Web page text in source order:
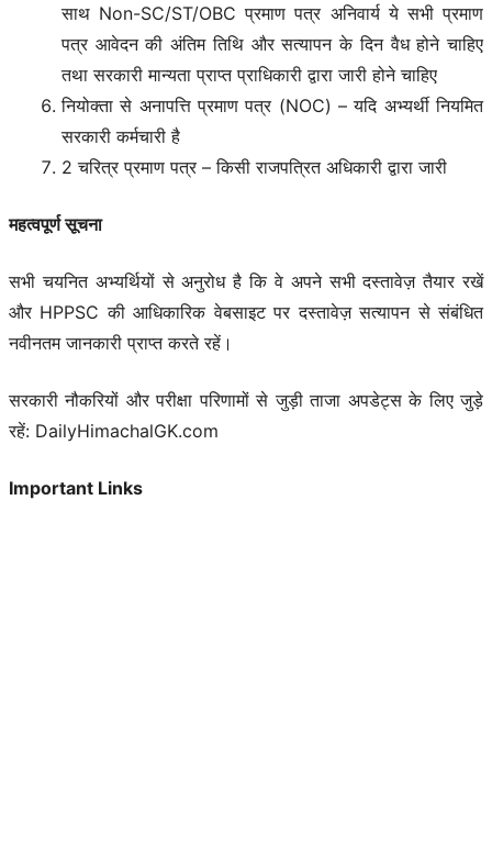
साथ Non-SC/ST/OBC प्रमाण पत्र अनिवार्य ये सभी प्रमाण
पत्र आवेदन की अंतिम तिथि और सत्यापन के दिन वैध होने चाहिए
तथा सरकारी मान्यता प्राप्त प्राधिकारी द्वारा जारी होने चाहिए
नियोक्ता से अनापत्ति प्रमाण पत्र (NOC) – यदि अभ्यर्थी नियमित
सरकारी कर्मचारी है
2 चरित्र प्रमाण पत्र – किसी राजपत्रित अधिकारी द्वारा जारी
महत्वपूर्ण सूचना
सभी चयनित अभ्यर्थियों से अनुरोध है कि वे अपने सभी दस्तावेज़ तैयार रखें
और HPPSC की आधिकारिक वेबसाइट पर दस्तावेज़ सत्यापन से संबंधित
नवीनतम जानकारी प्राप्त करते रहें।
सरकारी नौकरियों और परीक्षा परिणामों से जुड़ी ताजा अपडेट्स के लिए जुड़े
रहें: DailyHimachalGK.com
Important Links